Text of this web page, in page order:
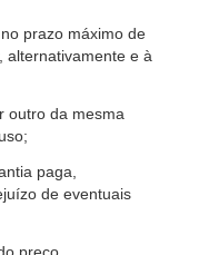
prazo máximo de
alternativamente e à
outro da mesma
paga,
de eventuais
preço.